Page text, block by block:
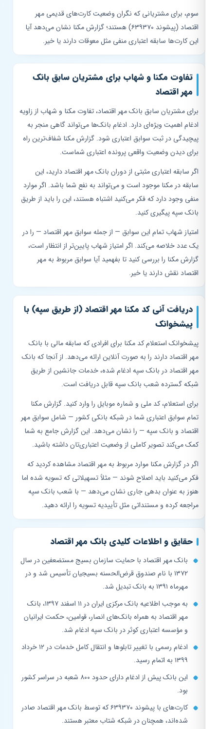
سوم، برای مشتریانی که نگران وضعیت کارت‌های قدیمی مهر
اقتصاد (پیشوند ۶۳۹۳۷۰) هستند؛ گزارش مکنا نشان می‌دهد آیا
این کارت‌ها سابقه اعتباری منفی مثل معوقات دارند یا خیر.
تفاوت مکنا و شهاب برای مشتریان سابق بانک
مهر اقتصاد
برای مشتریان سابق بانک مهر اقتصاد، تفاوت مکنا و شهاب از زاویه
ادغام اهمیت ویژه‌ای دارد. ادغام بانک‌ها می‌تواند گاهی منجر به
پیچیدگی در ثبت سوابق اعتباری شود. گزارش مکنا شفاف‌ترین راه
برای دیدن وضعیت واقعی پرونده اعتباری شماست.
اگر سابقه اعتباری مثبتی از دوران بانک مهر اقتصاد دارید، این
سابقه در مکنا موجود است و می‌تواند به نفع شما باشد. اگر موارد
منفی وجود دارد که فکر می‌کنید اشتباه هستند، این را باید از طریق
بانک سپه پیگیری کنید.
امتیاز شهاب تمام این سوابق — از جمله سوابق مهر اقتصاد — را در
یک عدد خلاصه می‌کند. اگر امتیاز شهاب پایین‌تر از انتظار است،
گزارش مکنا را بررسی کنید تا بفهمید آیا سوابق مربوط به مهر
اقتصاد نقش دارند یا خیر.
دریافت آنی کد مکنا مهر اقتصاد (از طریق سپه) با
پیشخوانک
پیشخوانک استعلام کد مکنا برای افرادی که سابقه مالی با بانک
مهر اقتصاد دارند را به صورت آنلاین ارائه می‌دهد. از آنجا که بانک
مهر اقتصاد در بانک سپه ادغام شده، خدمات جانشین از طریق
شبکه گسترده شعب بانک سپه قابل دریافت است.
برای استعلام، کد ملی و شماره موبایل را وارد کنید. گزارش مکنا
تمام سوابق اعتباری شما در شبکه بانکی کشور — شامل سوابق مهر
اقتصاد و بانک سپه — را نشان می‌دهد. این گزارش جامع به شما
کمک می‌کند تصویر کاملی از وضعیت اعتباری‌تان داشته باشید.
اگر در گزارش مکنا موارد مربوط به مهر اقتصاد مشاهده کردید که
فکر می‌کنید باید اصلاح شوند — مثلاً تسهیلاتی که تسویه شده اما
هنوز به عنوان بدهی جاری نشان می‌دهد — با شعب بانک سپه
مراجعه کرده و مستنداتی مثل تأییدیه تسویه را ارائه دهید.
حقایق و اطلاعات کلیدی بانک مهر اقتصاد
بانک مهر اقتصاد با حمایت سازمان بسیج مستضعفین در سال
۱۳۷۲ با نام صندوق قرض‌الحسنه بسیجیان تأسیس شد و در
مهرماه ۱۳۹۱ به بانک تبدیل شد.
به موجب اطلاعیه بانک مرکزی ایران در ۱۱ اسفند ۱۳۹۷، بانک
مهر اقتصاد به همراه بانک‌های انصار، قوامین، حکمت ایرانیان
و مؤسسه اعتباری کوثر در بانک سپه ادغام شد.
ادغام رسمی با تغییر تابلوها و انتقال کامل خدمات در ۱۲ خرداد
این بانک پیش از ادغام دارای حدود ۸۰۰ شعبه در سراسر کشور
کارت‌های با پیشوند ۶۳۹۳۷۰ که توسط بانک مهر اقتصاد صادر
شده‌اند، همچنان در شبکه شتاب معتبر هستند.